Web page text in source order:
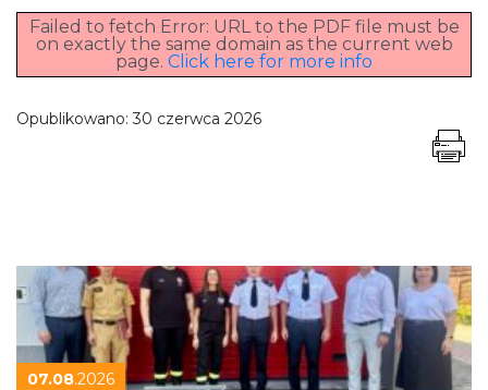
Failed to fetch Error: URL to the PDF file must be
on exactly the same domain as the current web
page. Click here for more info
Opublikowano:30 czerwca 2026
07.08.2026